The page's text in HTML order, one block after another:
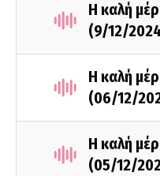
Η καλή
(9/12/
Η καλή
(06/12/
Η καλή
(05/12/